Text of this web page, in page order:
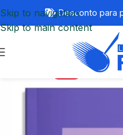
Skip to navigation
Skip to main content
Desconto para